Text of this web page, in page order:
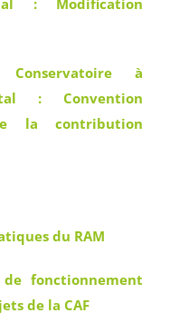
: Modification
à
: Convention
la contribution
du RAM
fonctionnement
de la CAF